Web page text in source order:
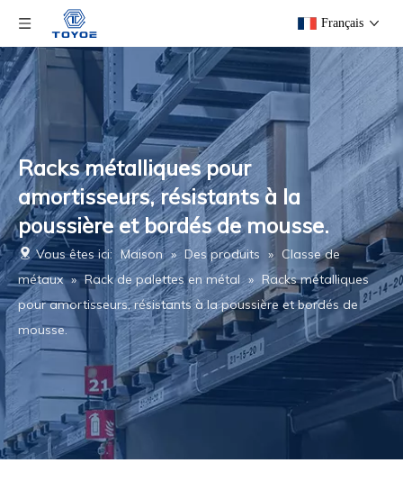
Français
Racks métalliques pour
amortisseurs, résistants à la
poussière et bordés de mousse.
Vous êtes ici: Maison » Des produits » Classe de
métaux » Rack de palettes en métal » Racks métalliques
pour amortisseurs, résistants à la poussière et bordés de
mousse.